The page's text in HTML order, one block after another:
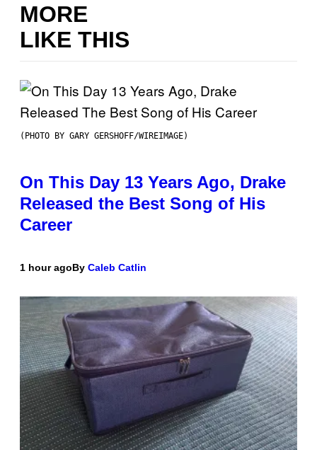
MORE
LIKE THIS
(PHOTO BY GARY GERSHOFF/WIREIMAGE)
On This Day 13 Years Ago, Drake
Released the Best Song of His
Career
1 hour agoBy Caleb Catlin